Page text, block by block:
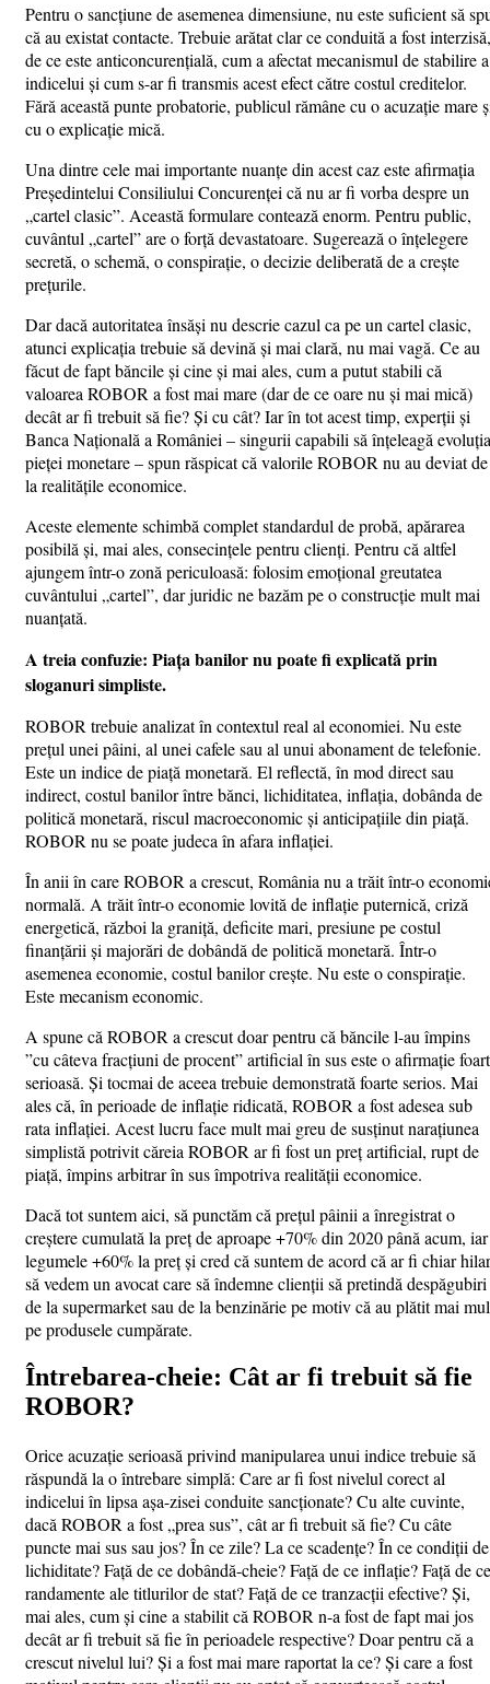
Pentru o sancțiune de asemenea dimensiune, nu este suficient să
că au existat contacte. Trebuie arătat clar ce conduită a fost interzisă,
de ce este anticoncurențială, cum a afectat mecanismul de stabilire a
indicelui și cum s-ar fi transmis acest efect către costul creditelor.
Fără această punte probatorie, publicul rămâne cu o acuzație mare
cu o explicație mică.
Una dintre cele mai importante nuanțe din acest caz este afirmația
Președintelui Consiliului Concurenței că nu ar fi vorba despre un
„cartel clasic”. Această formulare contează enorm. Pentru public,
cuvântul „cartel” are o forță devastatoare. Sugerează o înțelegere
secretă, o schemă, o conspirație, o decizie deliberată de a crește
prețurile.
Dar dacă autoritatea însăși nu descrie cazul ca pe un cartel clasic,
atunci explicația trebuie să devină și mai clară, nu mai vagă. Ce au
făcut de fapt băncile și cine și mai ales, cum a putut stabili că
valoarea ROBOR a fost mai mare (dar de ce oare nu și mai mică)
decât ar fi trebuit să fie? Și cu cât? Iar în tot acest timp, experții și
Banca Națională a României – singurii capabili să înțeleagă evoluția
pieței monetare – spun răspicat că valorile ROBOR nu au deviat de
la realitățile economice.
Aceste elemente schimbă complet standardul de probă, apărarea
posibilă și, mai ales, consecințele pentru clienți. Pentru că altfel
ajungem într-o zonă periculoasă: folosim emoțional greutatea
cuvântului „cartel”, dar juridic ne bazăm pe o construcție mult mai
nuanțată.
A treia confuzie: Piața banilor nu poate fi explicată prin
sloganuri simpliste.
ROBOR trebuie analizat în contextul real al economiei. Nu este
prețul unei pâini, al unei cafele sau al unui abonament de telefonie.
Este un indice de piață monetară. El reflectă, în mod direct sau
indirect, costul banilor între bănci, lichiditatea, inflația, dobânda de
politică monetară, riscul macroeconomic și anticipațiile din piață.
ROBOR nu se poate judeca în afara inflației.
În anii în care ROBOR a crescut, România nu a trăit într-o
normală. A trăit într-o economie lovită de inflație puternică, criză
energetică, război la graniță, deficite mari, presiune pe costul
finanțării și majorări de dobândă de politică monetară. Într-o
asemenea economie, costul banilor crește. Nu este o conspirație.
Este mecanism economic.
A spune că ROBOR a crescut doar pentru că băncile l-au împins
”cu câteva fracțiuni de procent” artificial în sus este o afirmație
serioasă. Și tocmai de aceea trebuie demonstrată foarte serios. Mai
ales că, în perioade de inflație ridicată, ROBOR a fost adesea sub
rata inflației. Acest lucru face mult mai greu de susținut narațiunea
simplistă potrivit căreia ROBOR ar fi fost un preț artificial, rupt de
piață, împins arbitrar în sus împotriva realității economice.
Dacă tot suntem aici, să punctăm că prețul pâinii a înregistrat o
creștere cumulată la preț de aproape +70% din 2020 până acum, iar
legumele +60% la preț și cred că suntem de acord că ar fi chiar hilar
să vedem un avocat care să îndemne clienții să pretindă despăgubiri
de la supermarket sau de la benzinărie pe motiv că au plătit mai
pe produsele cumpărate.
Întrebarea-cheie: Cât ar fi trebuit să fie
ROBOR?
Orice acuzație serioasă privind manipularea unui indice trebuie să
răspundă la o întrebare simplă: Care ar fi fost nivelul corect al
indicelui în lipsa așa-zisei conduite sancționate? Cu alte cuvinte,
dacă ROBOR a fost „prea sus”, cât ar fi trebuit să fie? Cu câte
puncte mai sus sau jos? În ce zile? La ce scadențe? În ce condiții de
lichiditate? Față de ce dobândă-cheie? Față de ce inflație? Față de ce
randamente ale titlurilor de stat? Față de ce tranzacții efective? Și,
mai ales, cum și cine a stabilit că ROBOR n-a fost de fapt mai jos
decât ar fi trebuit să fie în perioadele respective? Doar pentru că a
crescut nivelul lui? Și a fost mai mare raportat la ce? Și care a fost